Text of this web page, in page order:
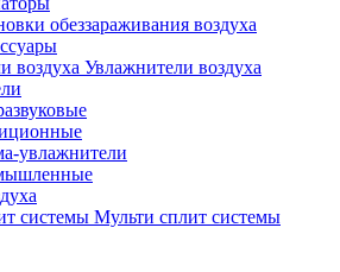
обеззараживания воздуха
Увлажнители воздуха
увлажнители
Мульти сплит системы